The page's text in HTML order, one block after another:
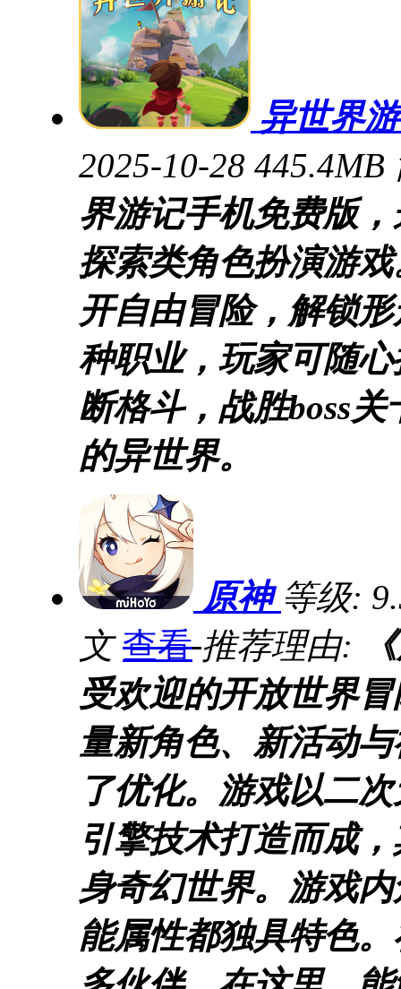
异世界
2025-10-28 445.4MB
界游记手机免费版
探索类角色扮演游
开自由冒险，解锁
种职业，玩家可随
断格斗，战胜boss
的异世界。
原神 等级:
文 查看 推荐理由:
受欢迎的开放世界
量新角色、新活动
了优化。游戏以二
引擎技术打造而成
身奇幻世界。游戏
能属性都独具特色